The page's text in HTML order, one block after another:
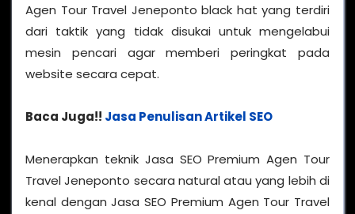
Agen Tour Travel Jeneponto black hat yang terdiri
dari taktik yang tidak disukai untuk mengelabui
mesin pencari agar memberi peringkat pada
website secara cepat.
Baca Juga!! Jasa Penulisan Artikel SEO
Menerapkan teknik Jasa SEO Premium Agen Tour
Travel Jeneponto secara natural atau yang lebih di
kenal dengan Jasa SEO Premium Agen Tour Travel